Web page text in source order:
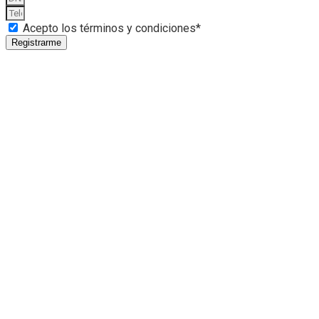
Acepto los términos y condiciones*
Registrarme